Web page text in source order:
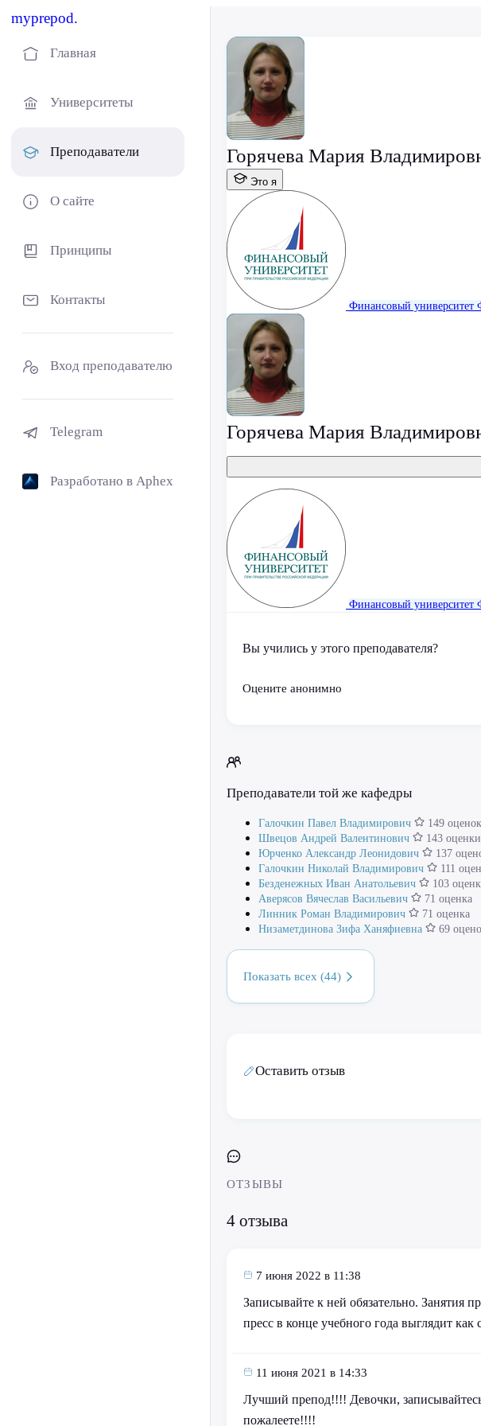
myprepod.
Главная
Университеты
Преподаватели
О сайте
Принципы
Контакты
Вход преподавателю
Telegram
Разработано в Aphex
Горячева Мария
Это я
Финансовый университет
Горячева Мария
Финансовый университет
Вы учились у этого преподавателя?
Оцените анонимно
Преподаватели той же кафедры
Галочкин Павел Владимирович
149 оценок
Швецов Андрей Валентинович
143 оценки
Юрченко Александр Леонидович
137
Галочкин Николай Владимирович
111
Безденежных Иван Анатольевич
103
Аверясов Вячеслав Васильевич
71 оценка
Линник Роман Владимирович
71 оценка
Низаметдинова Зифа Ханяфиевна
69
Показать всех (44)
Оставить отзыв
ОТЗЫВЫ
4 отзыва
7 июня 2022 в 11:38
Записывайте к ней обязательно. Занятия
пресс в конце учебного года выглядит
11 июня 2021 в 14:33
Лучший препод!!!! Девочки,
пожалеете!!!!